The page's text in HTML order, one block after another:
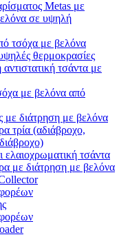
Metas με
σε υψηλή
τσόχα με βελόνα
θερμοκρασίες
τσάντα με
με βελόνα από
με διάτρηση με βελόνα
τρία (αδιάβροχο,
ελαιοχρωματική τσάντα
με διάτρηση με βελόνα